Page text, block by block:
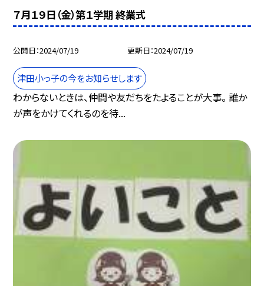
７月１９日（金）第１学期 終業式
公開日 2024/07/19 更新日 2024/07/19
津田小っ子の今をお知らせします
わからないときは、仲間や友だちをたよることが大事。 誰か
が声をかけてくれるのを待...